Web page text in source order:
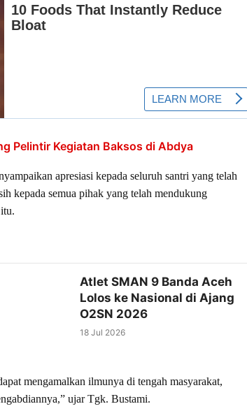
Pelintir Kegiatan Baksos di Abdya
apresiasi kepada seluruh santri yang telah
kepada semua pihak yang telah mendukung
Atlet SMAN 9 Banda Aceh
Lolos ke Nasional di Ajang
O2SN 2026
18 Jul 2026
mengamalkan ilmunya di tengah masyarakat,
ujar Tgk. Bustami.